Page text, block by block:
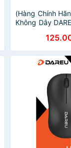
(Hàng Chính
Không Dây